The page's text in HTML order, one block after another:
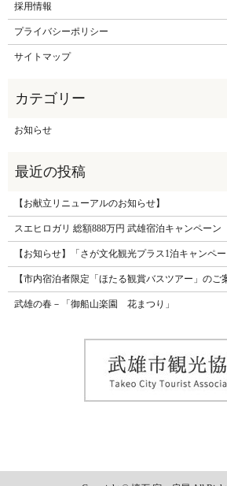
採用情報
プライバシーポリシー
サイトマップ
お知らせ
【お献立リニューアルのお知らせ】
スエヒロガリ 総額888万円 武雄宿泊キャンペーン
【お知らせ】「さが文化観光プラス1泊キャンペ
【市内宿泊者限定「ほたる観賞バスツアー」のご
武雄の春－「御船山楽園 花まつり」